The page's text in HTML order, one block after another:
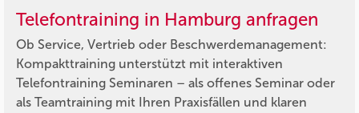
Telefontraining in Hamburg anfragen
Ob Service, Vertrieb oder Beschwerdemanagement:
Kompakttraining unterstützt mit interaktiven
Telefontraining Seminaren – als offenes Seminar oder
als Teamtraining mit Ihren Praxisfällen und klaren